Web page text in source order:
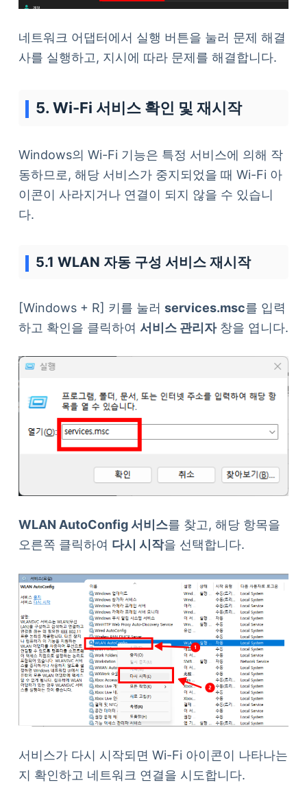
네트워크 어댑터에서 실행 버튼을 눌러 문제 해결
사를 실행하고, 지시에 따라 문제를 해결합니다.
5. Wi-Fi 서비스 확인 및 재시작
Windows의 Wi-Fi 기능은 특정 서비스에 의해 작
동하므로, 해당 서비스가 중지되었을 때 Wi-Fi 아
이콘이 사라지거나 연결이 되지 않을 수 있습니
다.
5.1 WLAN 자동 구성 서비스 재시작
[Windows + R] 키를 눌러 services.msc를 입력
하고 확인을 클릭하여 서비스 관리자창을 엽니다.
WLAN AutoConfig 서비스를 찾고, 해당 항목을
오른쪽 클릭하여 다시 시작을 선택합니다.
서비스가 다시 시작되면 Wi-Fi 아이콘이 나타나는
지 확인하고 네트워크 연결을 시도합니다.